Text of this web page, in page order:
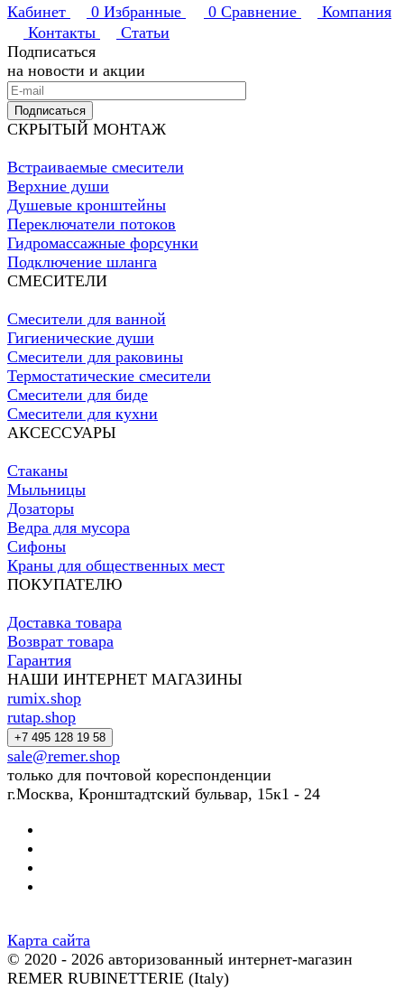
Кабинет
0 Избранные 0 Сравнение
Компания
Контакты
Статьи
Подписаться
на новости и акции
Подписаться
СКРЫТЫЙ МОНТАЖ
Встраиваемые смесители
Верхние души
Душевые кронштейны
Переключатели потоков
Гидромассажные форсунки
Подключение шланга
СМЕСИТЕЛИ
Смесители для ванной
Гигиенические души
Смесители для раковины
Термостатические смесители
Смесители для биде
Смесители для кухни
АКСЕССУАРЫ
Стаканы
Мыльницы
Дозаторы
Ведра для мусора
Сифоны
Краны для общественных мест
ПОКУПАТЕЛЮ
Доставка товара
Возврат товара
Гарантия
НАШИ ИНТЕРНЕТ МАГАЗИНЫ
rumix.shop
rutap.shop
+7 495 128 19 58
sale@remer.shop
только для почтовой кореспонденции
г.Москва, Кронштадтский бульвар, 15к1 - 24
Карта сайта
© 2020 - 2026 авторизованный интернет-магазин
REMER RUBINETTERIE (Italy)